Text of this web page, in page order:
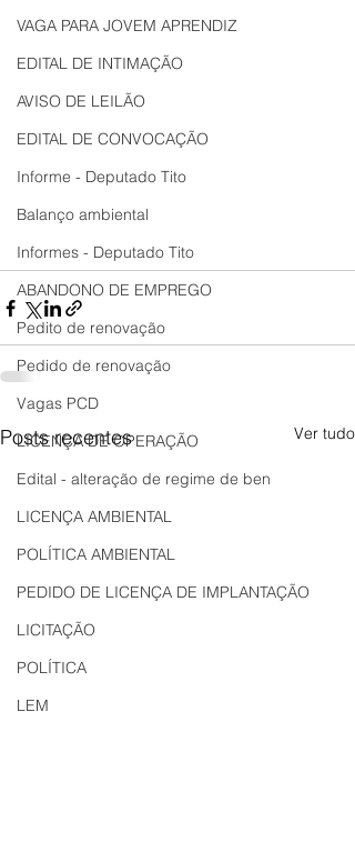
VAGA PARA JOVEM APRENDIZ
EDITAL DE INTIMAÇÃO
AVISO DE LEILÃO
EDITAL DE CONVOCAÇÃO
Informe - Deputado Tito
Balanço ambiental
Informes - Deputado Tito
ABANDONO DE EMPREGO
Pedito de renovação
Pedido de renovação
Vagas PCD
LICENÇA DE OPERAÇÃO
Edital - alteração de regime de ben
LICENÇA AMBIENTAL
POLÍTICA AMBIENTAL
PEDIDO DE LICENÇA DE IMPLANTAÇÃO
LICITAÇÃO
POLÍTICA
LEM
Posts recentes Ver tudo